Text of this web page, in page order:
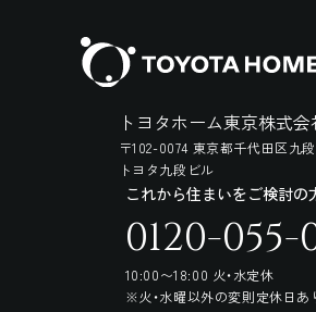
トヨタホーム東京株式会
〒102-0074 東京都千代田区九
トヨタ九段ビル
これから住まいをご検討の
0120-055-
10:00〜18:00 火・水定休
※火・水曜以外の変則定休日あ